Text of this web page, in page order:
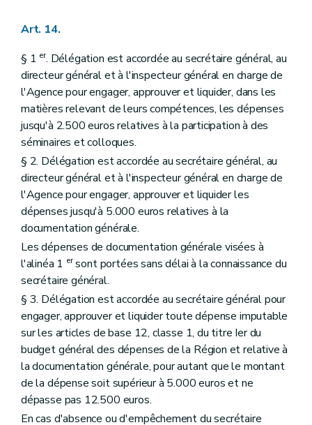
Art. 14.
§ 1 er. Délégation est accordée au secrétaire général, au
directeur général et à l'inspecteur général en charge de
l'Agence pour engager, approuver et liquider, dans les
matières relevant de leurs compétences, les dépenses
jusqu'à 2.500 euros relatives à la participation à des
séminaires et colloques.
§ 2. Délégation est accordée au secrétaire général, au
directeur général et à l'inspecteur général en charge de
l'Agence pour engager, approuver et liquider les
dépenses jusqu'à 5.000 euros relatives à la
documentation générale.
Les dépenses de documentation générale visées à
l'alinéa 1 ersont portées sans délai à la connaissance du
secrétaire général.
§ 3. Délégation est accordée au secrétaire général pour
engager, approuver et liquider toute dépense imputable
sur les articles de base 12, classe 1, du titre Ier du
budget général des dépenses de la Région et relative à
la documentation générale, pour autant que le montant
de la dépense soit supérieur à 5.000 euros et ne
dépasse pas 12.500 euros.
En cas d'absence ou d'empêchement du secrétaire